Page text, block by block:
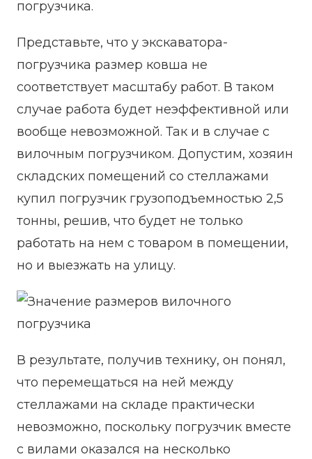
погрузчика.
Представьте, что у экскаватора-
погрузчика размер ковша не
соответствует масштабу работ. В таком
случае работа будет неэффективной или
вообще невозможной. Так и в случае с
вилочным погрузчиком. Допустим, хозяин
складских помещений со стеллажами
купил погрузчик грузоподъемностью 2,5
тонны, решив, что будет не только
работать на нем с товаром в помещении,
но и выезжать на улицу.
В результате, получив технику, он понял,
что перемещаться на ней между
стеллажами на складе практически
невозможно, поскольку погрузчик вместе
с вилами оказался на несколько